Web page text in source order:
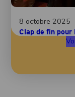
8 octobre 2025
Clap de fin